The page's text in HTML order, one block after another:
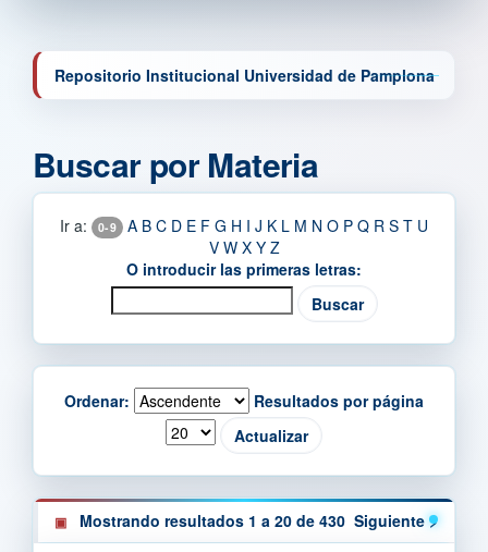
Repositorio Institucional Universidad de Pamplona
Buscar por Materia
Ir a: 0-9 A B C D E F G H I J K L M N O P Q R S T U
V W X Y Z
O introducir las primeras letras:
Ordenar: Resultados por página
Mostrando resultados 1 a 20 de 430 Siguiente >